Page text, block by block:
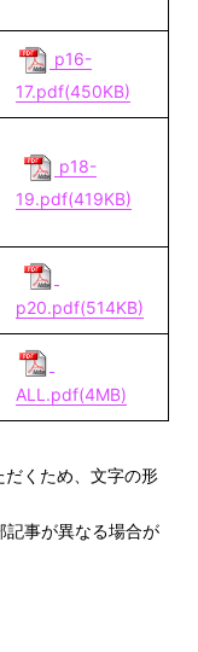
p16-
17.pdf(450KB)
p18-
19.pdf(419KB)
p20.pdf(514KB)
ALL.pdf(4MB)
だくため、文字の形
記事が異なる場合が